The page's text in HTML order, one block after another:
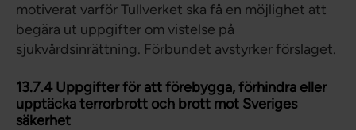
motiverat varför Tullverket ska få en möjlighet att
begära ut uppgifter om vistelse på
sjukvårdsinrättning. Förbundet avstyrker förslaget.
13.7.4 Uppgifter för att förebygga, förhindra eller
upptäcka terrorbrott och brott mot Sveriges
säkerhet